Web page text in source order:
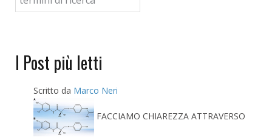
I Post più letti
Scritto da Marco Neri
FACCIAMO CHIAREZZA ATTRAVERSO